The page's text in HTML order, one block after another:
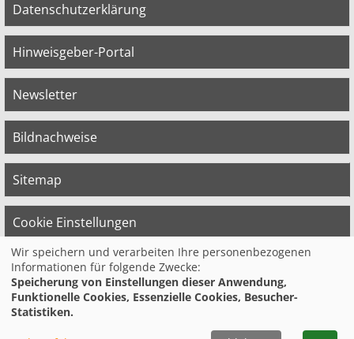
Datenschutzerklärung
Hinweisgeber-Portal
Newsletter
Bildnachweise
Sitemap
Cookie Einstellungen
© 2026 Bildungswerk der Vereinten Dienst­
leis­tungs­ge­werk­schaft (ver.di) in
Niedersachsen e.V.
Wir speichern und verarbeiten Ihre personenbezogenen
Informationen für folgende Zwecke:
Speicherung von Einstellungen dieser Anwendung,
Funktionelle Cookies, Essenzielle Cookies, Besucher-
Statistiken.